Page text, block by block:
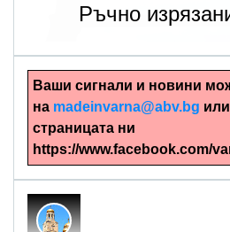
Ръчно
Ваши сигнали и новини
на madeinvarna@abv.bg
страницата ни
https://www.facebook.com/